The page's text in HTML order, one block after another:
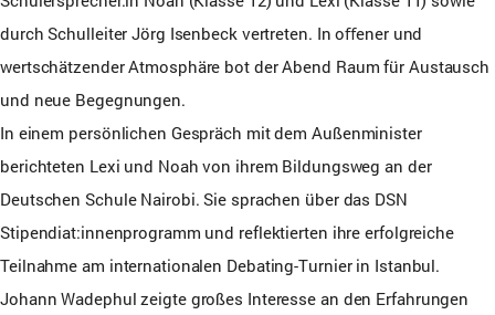
durch Schulleiter Jörg Isenbeck vertreten. In oﬀener und
wertschätzender Atmosphäre bot der Abend Raum für Austausch
und neue Begegnungen.
In einem persönlichen Gespräch mit dem Außenminister
berichteten Lexi und Noah von ihrem Bildungsweg an der
Deutschen Schule Nairobi. Sie sprachen über das DSN
Stipendiat:innenprogramm und reflektierten ihre erfolgreiche
Teilnahme am internationalen Debating-Turnier in Istanbul.
Johann Wadephul zeigte großes Interesse an den Erfahrungen